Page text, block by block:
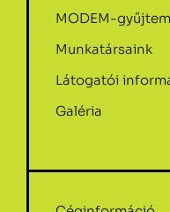
MODEM-
Munkatársaink
Látogatói
Galéria